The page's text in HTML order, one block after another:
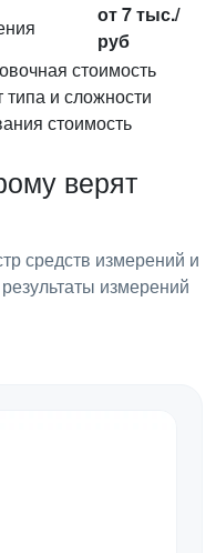
от 7 тыс./
руб
стоимость
и сложности
стоимость
верят
средств измерений и
измерений